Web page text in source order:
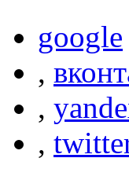
google
,
,
,